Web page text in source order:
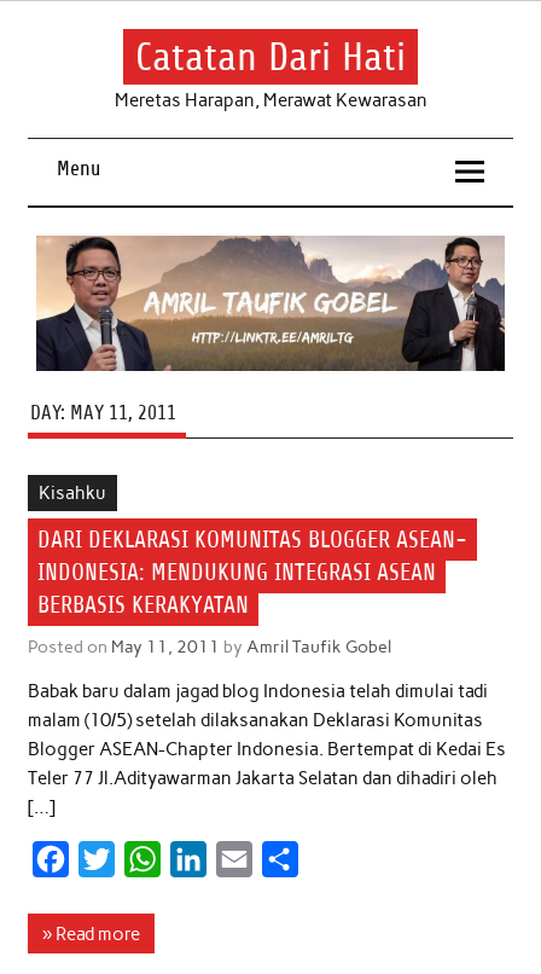
Skip
Catatan Dari Hati
Meretas Harapan, Merawat Kewarasan
Menu
DAY: MAY 11, 2011
Kisahku
DARI DEKLARASI KOMUNITAS BLOGGER ASEAN-
INDONESIA: MENDUKUNG INTEGRASI ASEAN
BERBASIS KERAKYATAN
Posted on May 11, 2011 by Amril Taufik Gobel
Babak baru dalam jagad blog Indonesia telah dimulai tadi
malam (10/5) setelah dilaksanakan Deklarasi Komunitas
Blogger ASEAN-Chapter Indonesia. Bertempat di Kedai Es
Teler 77 Jl.Adityawarman Jakarta Selatan dan dihadiri oleh
[…]
c
i
W
» Read more